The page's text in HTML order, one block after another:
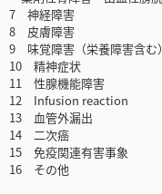
7 神経障害
8 皮膚障害
9 味覚障害（栄養障害含む）
10 精神症状
11 性腺機能障害
12 Infusion reaction
13 血管外漏出
14 二次癌
15 免疫関連有害事象
16 その他